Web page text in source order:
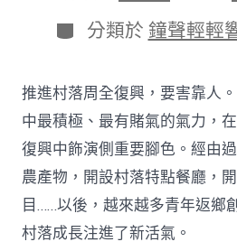
表
日
期
分
類
分類於 鐘聲輕輕
推進村落周全復興，要害靠人
中最積極、最有賭氣的氣力，
復興中飾演側重要腳色。經由
農產物，開設村落特點餐廳，
目……以後，越來越多青年返鄉
村落成長注進了新活氣。